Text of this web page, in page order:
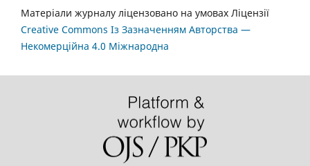
Матеріали журналу ліцензовано на умовах Ліцензії
Creative Commons Із Зазначенням Авторства —
Некомерційна 4.0 Міжнародна